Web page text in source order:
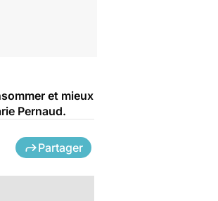
et mieux
Pernaud.
Partager